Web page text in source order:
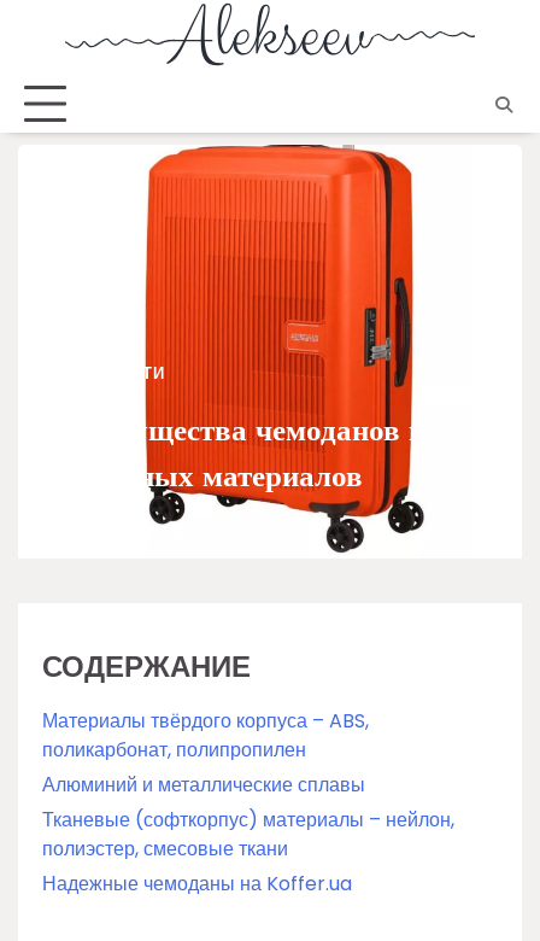
ЦІКАВІ ФАКТИ
Преимущества чемоданов из
различных материалов
Руденко Олеся
СОДЕРЖАНИЕ
Материалы твёрдого корпуса – ABS,
поликарбонат, полипропилен
Алюминий и металлические сплавы
Тканевые (софткорпус) материалы – нейлон,
полиэстер, смесовые ткани
Надежные чемоданы на Koffer.ua